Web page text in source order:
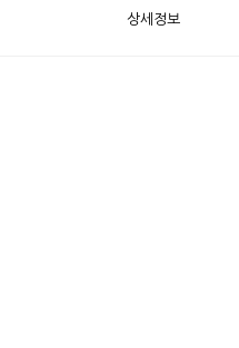
상세정보